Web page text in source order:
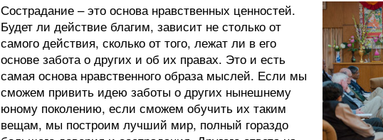
Сострадание – это основа нравственных ценностей.
Будет ли действие благим, зависит не столько от
самого действия, сколько от того, лежат ли в его
основе забота о других и об их правах. Это и есть
самая основа нравственного образа мыслей. Если мы
сможем привить идею заботы о других нынешнему
юному поколению, если сможем обучить их таким
вещам, мы построим лучший мир, полный гораздо